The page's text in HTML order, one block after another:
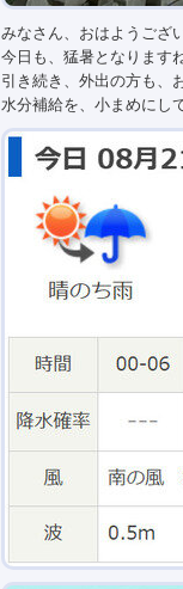
みなさん、おはようござ
今日も、猛暑となります
引き続き、外出の方も、
水分補給を、小まめにし